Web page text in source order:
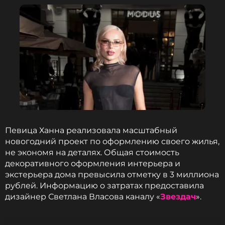
Читайте нас в Телеграме, чтобы
оставаться в курсе событий
ПОДПИСАТЬСЯ
ССЫЛКА
Певица Ханна реализовала масштабный
новогодний проект по оформлению своего жилья,
не экономя на деталях. Общая стоимость
декоративного оформления интерьера и
экстерьера дома превысила отметку в 3 миллиона
рублей. Информацию о затратах предоставила
дизайнер Светлана Власова каналу «Звездач».